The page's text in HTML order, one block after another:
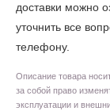
доставки можно
уточнить все
телефону.
Описание товара
за собой право
эксплуатации и